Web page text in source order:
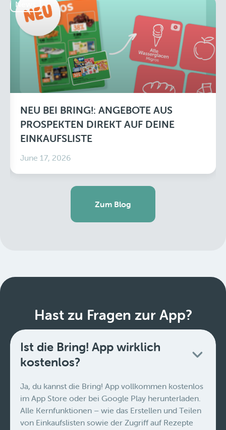
News
NEU BEI BRING!: ANGEBOTE AUS
PROSPEKTEN DIREKT AUF DEINE
EINKAUFSLISTE
June 17, 2026
Zum Blog
Hast zu Fragen zur App?
Ist die Bring! App wirklich
kostenlos?
Ja, du kannst die Bring! App vollkommen kostenlos
im App Store oder bei Google Play herunterladen.
Alle Kernfunktionen – wie das Erstellen und Teilen
von Einkaufslisten sowie der Zugriff auf Rezepte